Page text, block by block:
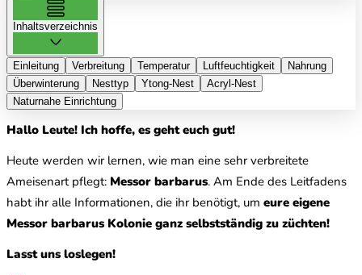
Inhaltsverzeichnis
Einleitung Verbreitung Temperatur Luftfeuchtigkeit
Nahrung
Überwinterung
Nesttyp Ytong-Nest
Acryl-Nest
Naturnahe Einrichtung
Hallo Leute! Ich hoffe, es geht euch gut!
Heute werden wir lernen, wie man eine sehr verbreitete
Ameisenart pflegt: Messor barbarus. Am Ende des Leitfadens
habt ihr alle Informationen, die ihr benötigt, um eure eigene
Messor barbarus Kolonie ganz selbstständig zu züchten!
Lasst uns loslegen!